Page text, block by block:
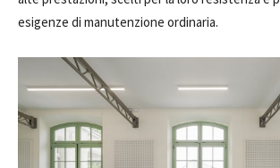
esigenze di manutenzione ordinaria.